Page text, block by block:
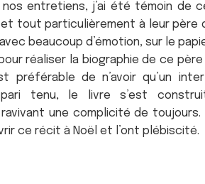
nos entretiens, j’ai été témoin
tout particulièrement à leur père
beaucoup d’émotion, sur le
réaliser la biographie de ce
préférable de n’avoir qu’un
tenu, le livre s’est
ravivant une complicité de
ce récit à Noël et l’ont plébiscité.